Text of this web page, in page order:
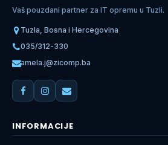
Vaš pouzdani partner za IT opremu u Tuzli.
Tuzla, Bosna i Hercegovina
035/312-330
amela.j@zicomp.ba
INFORMACIJE